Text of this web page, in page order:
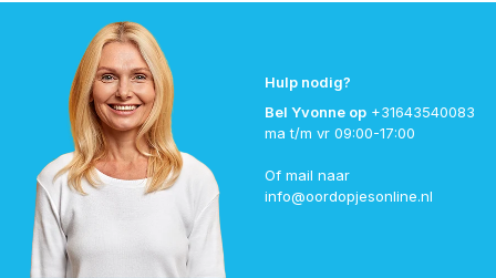
Hulp nodig?
Bel Yvonne op +31643540083
ma t/m vr 09:00-17:00
Of mail naar
info@oordopjesonline.nl